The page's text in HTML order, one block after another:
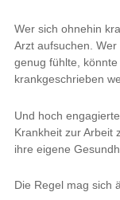
Wer sich ohnehin
Arzt aufsuchen.
genug fühlte,
krankgeschrieben
Und hoch
Krankheit zur Arbeit
ihre eigene
Die Regel mag sich